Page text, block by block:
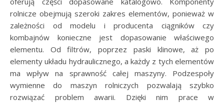
rolnicze obejmują szeroki zakres elementów, ponieważ w
zależności od modelu i producenta ciągników czy
kombajnów konieczne jest dopasowanie właściwego
elementu. Od filtrów, poprzez paski klinowe, aż po
elementy układu hydraulicznego, a każdy z tych elementów
ma wpływ na sprawność całej maszyny. Podzespoły
wymienne do maszyn rolniczych pozwalają szybko
rozwiązać problem awarii. Dzięki nim prace w